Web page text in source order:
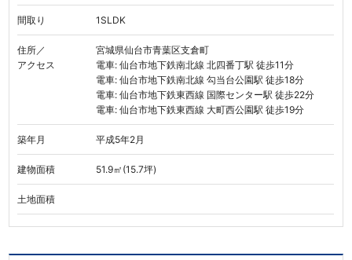
間取り 1SLDK
住所／
アクセス
宮城県仙台市青葉区支倉町
電車: 仙台市地下鉄南北線 北四番丁駅 徒歩11分
電車: 仙台市地下鉄南北線 勾当台公園駅 徒歩18分
電車: 仙台市地下鉄東西線 国際センター駅 徒歩22分
電車: 仙台市地下鉄東西線 大町西公園駅 徒歩19分
築年月 平成5年2月
建物面積 51.9㎡(15.7坪)
土地面積